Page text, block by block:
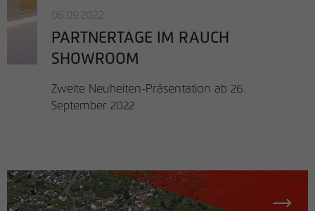
06.09.2022
PARTNERTAGE IM RAUCH
SHOWROOM
Zweite Neuheiten-Präsentation ab 26.
September 2022